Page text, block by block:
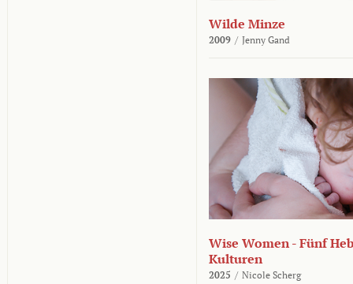
Wilde Minze
2009 / Jenny Gand
Wise Women - Fünf
Kulturen
2025 / Nicole Scherg